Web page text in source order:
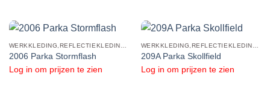
2006 Parka Stormflash
Log in om prijzen te zien
209A Parka Skollfield
Log in om prijzen te zien